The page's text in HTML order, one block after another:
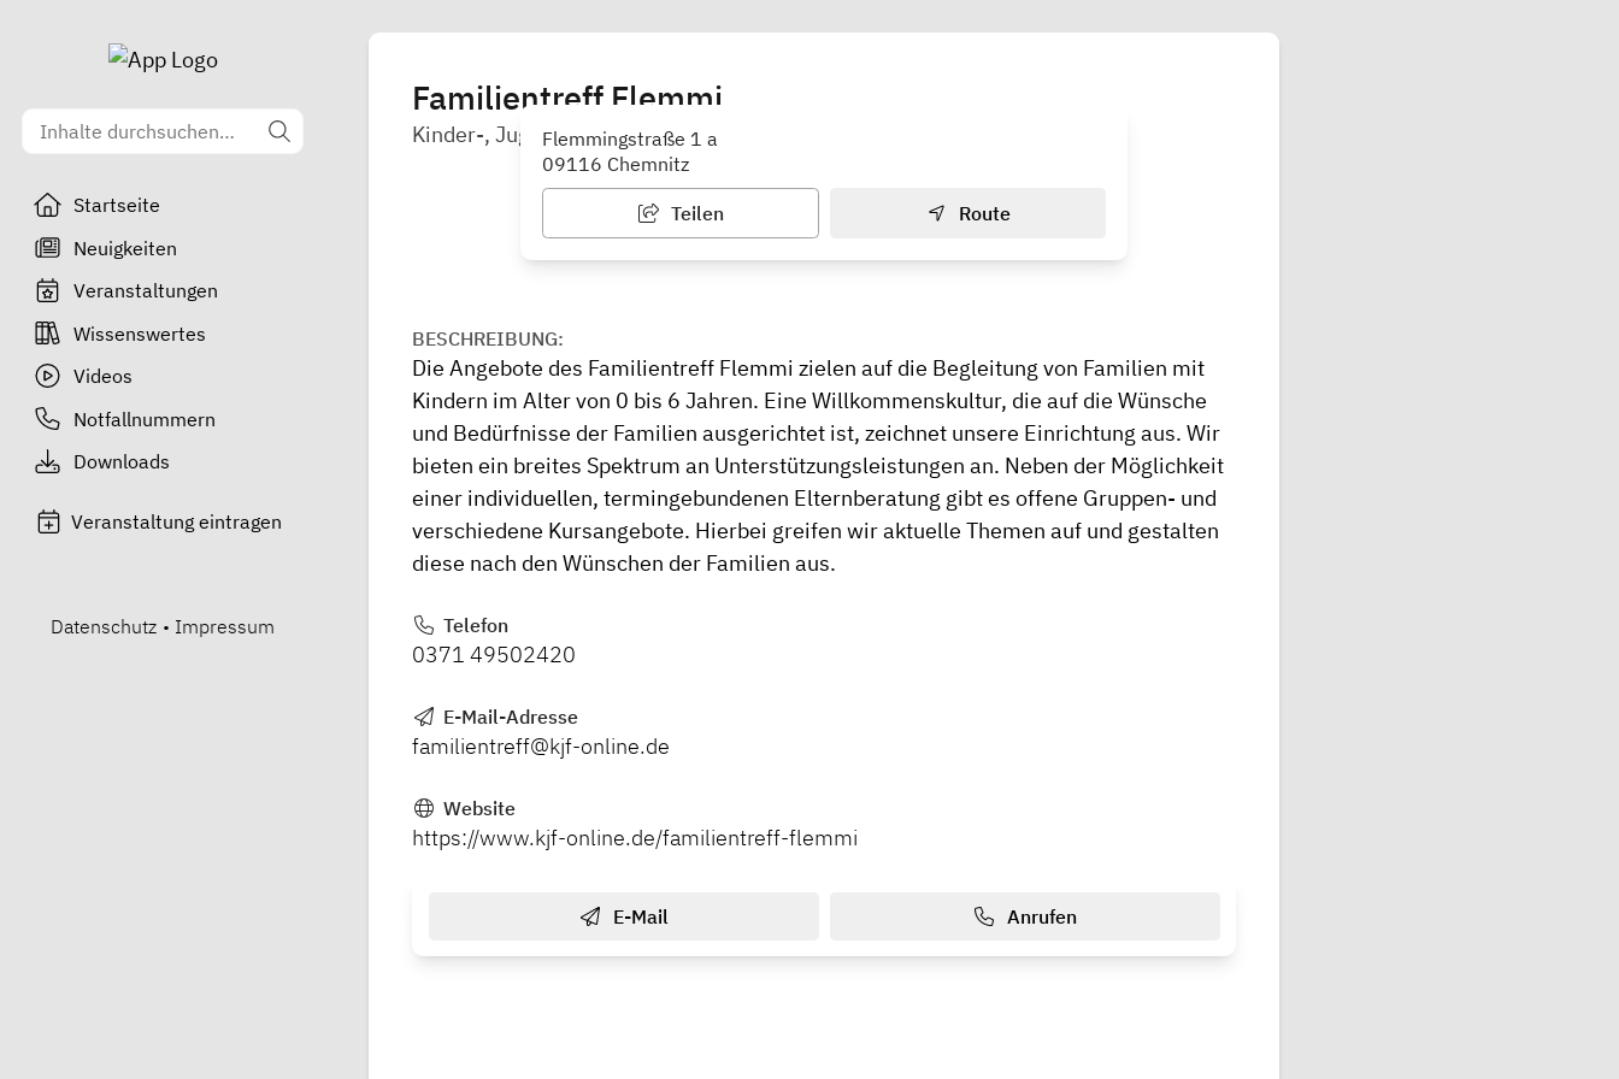
Startseite
Neuigkeiten
Veranstaltungen
Wissenswertes
Videos
Notfallnummern
Downloads
Veranstaltung eintragen
Datenschutz • Impressum
Familientreff Flemmi
Kinder-, Jugend- und Familienhilfe e. V. Chemnitz
Flemmingstraße 1 a
09116 Chemnitz
Teilen Route
BESCHREIBUNG:
Die Angebote des Familientreff Flemmi zielen auf die Begleitung von Familien mit
Kindern im Alter von 0 bis 6 Jahren. Eine Willkommenskultur, die auf die Wünsche
und Bedürfnisse der Familien ausgerichtet ist, zeichnet unsere Einrichtung aus. Wir
bieten ein breites Spektrum an Unterstützungsleistungen an. Neben der Möglichkeit
einer individuellen, termingebundenen Elternberatung gibt es offene Gruppen- und
verschiedene Kursangebote. Hierbei greifen wir aktuelle Themen auf und gestalten
diese nach den Wünschen der Familien aus.
Telefon
0371 49502420
E-Mail-Adresse
familientreff@kjf-online.de
Website
https://www.kjf-online.de/familientreff-flemmi
E-Mail Anrufen